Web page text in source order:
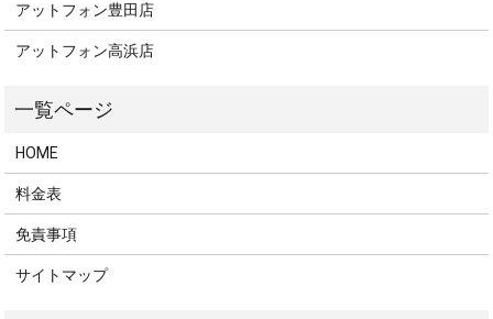
アットフォン豊田店
アットフォン高浜店
HOME
料金表
免責事項
サイトマップ